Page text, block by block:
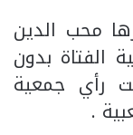
محب الدين
الفتاة بدون
رأي جمعية
.